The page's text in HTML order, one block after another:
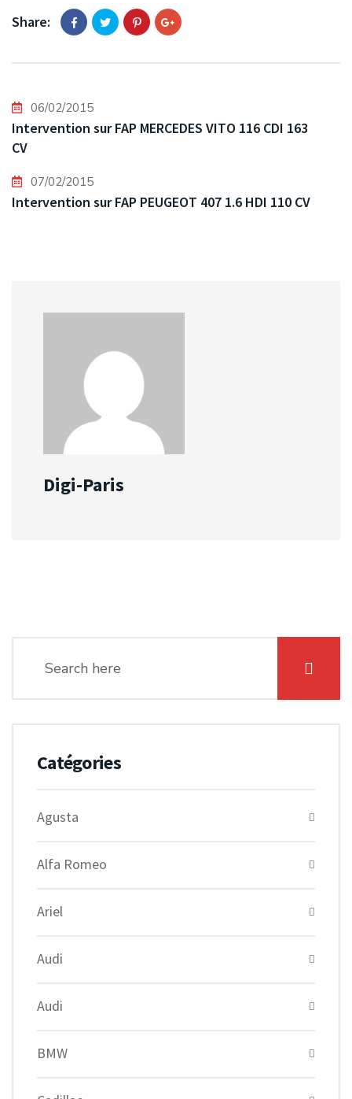
Share:
06/02/2015
Intervention sur FAP MERCEDES VITO 116 CDI 163
CV
07/02/2015
Intervention sur FAP PEUGEOT 407 1.6 HDI 110 CV
Digi-Paris
Catégories
Agusta
Alfa Romeo
Ariel
Audi
Audi
BMW